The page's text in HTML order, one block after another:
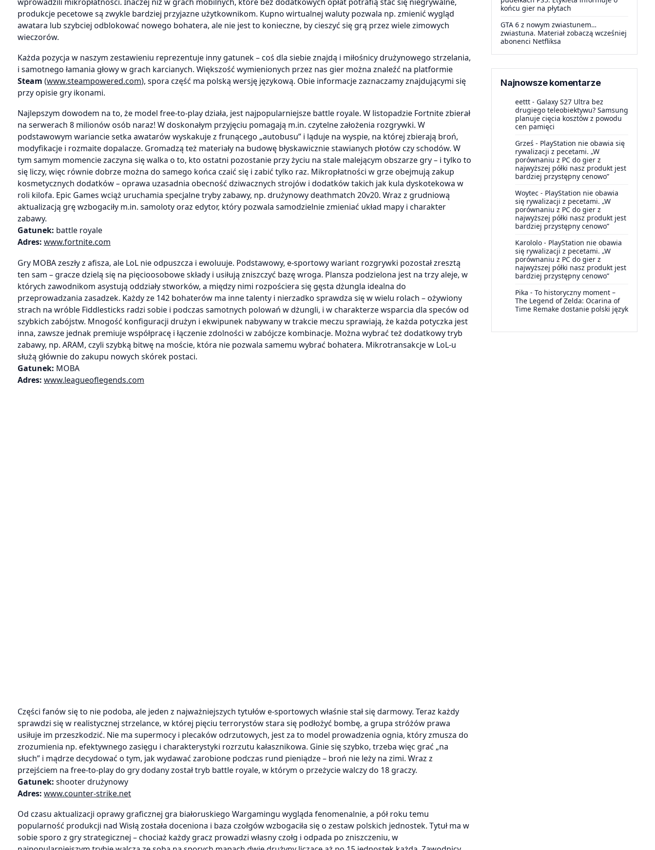
produkcje pecetowe są zwykle bardziej przyjazne użytkownikom. Kupno wirtualnej waluty pozwala np. zmienić wygląd
awatara lub szybciej odblokować nowego bohatera, ale nie jest to konieczne, by cieszyć się grą przez wiele zimowych
wieczorów.
Każda pozycja w naszym zestawieniu reprezentuje inny gatunek – coś dla siebie znajdą i miłośnicy drużynowego strzelania,
i samotnego łamania głowy w grach karcianych. Większość wymienionych przez nas gier można znaleźć na platformie
Steam (www.steampowered.com), spora część ma polską wersję językową. Obie informacje zaznaczamy znajdującymi się
przy opisie gry ikonami.
Najlepszym dowodem na to, że model free-to-play działa, jest najpopularniejsze battle royale. W listopadzie Fortnite zbierał
na serwerach 8 milionów osób naraz! W doskonałym przyjęciu pomagają m.in. czytelne założenia rozgrywki. W
podstawowym wariancie setka awatarów wyskakuje z frunącego „autobusu” i ląduje na wyspie, na której zbierają broń,
modyfikacje i rozmaite dopalacze. Gromadzą też materiały na budowę błyskawicznie stawianych płotów czy schodów. W
tym samym momencie zaczyna się walka o to, kto ostatni pozostanie przy życiu na stale malejącym obszarze gry – i tylko to
się liczy, więc równie dobrze można do samego końca czaić się i zabić tylko raz. Mikropłatności w grze obejmują zakup
kosmetycznych dodatków – oprawa uzasadnia obecność dziwacznych strojów i dodatków takich jak kula dyskotekowa w
roli kilofa. Epic Games wciąż uruchamia specjalne tryby zabawy, np. drużynowy deathmatch 20v20. Wraz z grudniową
aktualizacją grę wzbogaciły m.in. samoloty oraz edytor, który pozwala samodzielnie zmieniać układ mapy i charakter
zabawy.
Gatunek: battle royale
Adres: www.fortnite.com
Gry MOBA zeszły z afisza, ale LoL nie odpuszcza i ewoluuje. Podstawowy, e-sportowy wariant rozgrywki pozostał zresztą
ten sam – gracze dzielą się na pięcioosobowe składy i usiłują zniszczyć bazę wroga. Plansza podzielona jest na trzy aleje, w
których zawodnikom asystują oddziały stworków, a między nimi rozpościera się gęsta dżungla idealna do
przeprowadzania zasadzek. Każdy ze 142 bohaterów ma inne talenty i nierzadko sprawdza się w wielu rolach – ożywiony
strach na wróble Fiddlesticks radzi sobie i podczas samotnych polowań w dżungli, i w charakterze wsparcia dla speców od
szybkich zabójstw. Mnogość konfiguracji drużyn i ekwipunek nabywany w trakcie meczu sprawiają, że każda potyczka jest
inna, zawsze jednak premiuje współpracę i łączenie zdolności w zabójcze kombinacje. Można wybrać też dodatkowy tryb
zabawy, np. ARAM, czyli szybką bitwę na moście, która nie pozwala samemu wybrać bohatera. Mikrotransakcje w LoL-u
służą głównie do zakupu nowych skórek postaci.
Gatunek: MOBA
Adres: www.leagueoflegends.com
Części fanów się to nie podoba, ale jeden z najważniejszych tytułów e-sportowych właśnie stał się darmowy. Teraz każdy
sprawdzi się w realistycznej strzelance, w której pięciu terrorystów stara się podłożyć bombę, a grupa stróżów prawa
usiłuje im przeszkodzić. Nie ma supermocy i plecaków odrzutowych, jest za to model prowadzenia ognia, który zmusza do
zrozumienia np. efektywnego zasięgu i charakterystyki rozrzutu kałasznikowa. Ginie się szybko, trzeba więc grać „na
słuch” i mądrze decydować o tym, jak wydawać zarobione podczas rund pieniądze – broń nie leży na zimi. Wraz z
przejściem na free-to-play do gry dodany został tryb battle royale, w którym o przeżycie walczy do 18 graczy.
Gatunek: shooter drużynowy
Adres: www.counter-strike.net
Od czasu aktualizacji oprawy graficznej gra białoruskiego Wargamingu wygląda fenomenalnie, a pół roku temu
popularność produkcji nad Wisłą została doceniona i baza czołgów wzbogaciła się o zestaw polskich jednostek. Tytuł ma w
sobie sporo z gry strategicznej – chociaż każdy gracz prowadzi własny czołg i odpada po zniszczeniu, w
końcu gier na płytach
GTA 6 z nowym zwiastunem…
zwiastuna. Materiał zobaczą wcześniej
abonenci Netfliksa
Najnowsze komentarze
eettt - Galaxy S27 Ultra bez
drugiego teleobiektywu? Samsung
planuje cięcia kosztów z powodu
cen pamięci
Grześ - PlayStation nie obawia się
rywalizacji z pecetami. „W
porównaniu z PC do gier z
najwyższej półki nasz produkt jest
bardziej przystępny cenowo”
Woytec - PlayStation nie obawia
się rywalizacji z pecetami. „W
porównaniu z PC do gier z
najwyższej półki nasz produkt jest
bardziej przystępny cenowo”
Karololo - PlayStation nie obawia
się rywalizacji z pecetami. „W
porównaniu z PC do gier z
najwyższej półki nasz produkt jest
bardziej przystępny cenowo”
Pika - To historyczny moment –
The Legend of Zelda: Ocarina of
Time Remake dostanie polski język